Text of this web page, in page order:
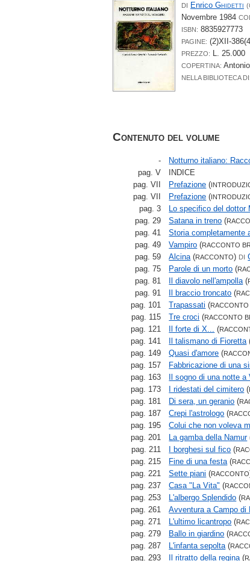
DI Enrico Ghidetti
Novembre 1984
ISBN: 8835927773
PAGINE: (2)XII-
PREZZO: L. 25.000
COPERTINA:
NELLA BIBLIOTECA DI:
Contenuto del volume
- Notturno italiano:
pag. V
INDICE
pag. VII
Prefazione (
pag. VII
Prefazione (
pag. 3
Lo specifico del dottor
pag. 29
Satana in treno (
pag. 41
Storia completamente
pag. 49
Vampiro (RACCONTO
pag. 59
Alcina(RACCONTO) DI
pag. 75
Parole di un morto (
pag. 81
Il diavolo nell'ampolla(
pag. 91
Il braccio troncato (
pag. 101
Trapassati (RACCONTO
pag. 115
Tre croci (RACCONTO
pag. 121
Il forte di X... (
pag. 141
Il talismano di Fioretta
pag. 149
Quasi d'amore (
pag. 157
Fabbricazione di una
pag. 163
Il sogno di una notte a
pag. 173
I ridestati del cimitero (
pag. 181
Di sera, un geranio (
pag. 187
Crepi l'astrologo (
pag. 195
Colui che non voleva
pag. 201
La gamba della Namur
pag. 211
I borghesi sul fico (
pag. 215
Fine di una festa(
pag. 221
Sette piani (RACCONTO
pag. 237
Casa "La Vita" (
pag. 253
L'albergo Splendido (
pag. 261
Avventura a Campo di
pag. 271
L'ultimo licantropo (
pag. 279
Ballo in giardino (
pag. 287
L'infanta sepolta(
pag. 293
Il ritratto della regina(